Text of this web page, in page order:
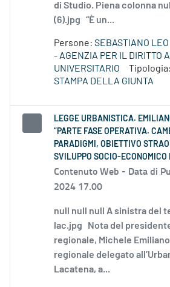
di Studio. Piena colonna
(6).jpg “È un...
Persone: SEBASTIANO LEO
- AGENZIA PER IL DIRITTO
UNIVERSITARIO
Tipologia:
STAMPA DELLA GIUNTA
LEGGE URBANISTICA.
“PARTE FASE OPERATIVA.
PARADIGMI, OBIETTIVO
SVILUPPO SOCIO-ECONOMICO
Contenuto Web - Data di
2024 17.00
null null null A sinistra del
lac.jpg Nota del
regionale, Michele
regionale delegato
Lacatena, a...